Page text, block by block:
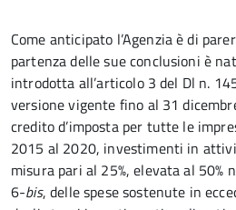
Come anticipato l’Agenzia è di
partenza delle sue conclusioni è
introdotta all’articolo 3 del Dl n.
versione vigente fino al 31
credito d’imposta per tutte le
2015 al 2020, investimenti in
misura pari al 25%, elevata al 50%
6-bis, delle spese sostenute in